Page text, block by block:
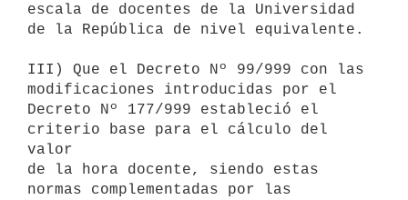
escala de docentes de la Universidad
de la República de nivel equivalente.
III) Que el Decreto Nº 99/999 con las
modificaciones introducidas por el
Decreto Nº 177/999 estableció el
criterio base para el cálculo del
valor
de la hora docente, siendo estas
normas complementadas por las